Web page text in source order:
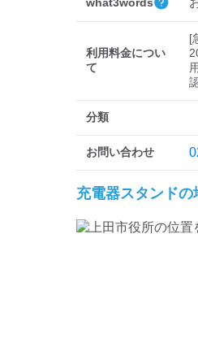
利用料金につい
て
[
分類
お問い合わせ
充電器スタンドの